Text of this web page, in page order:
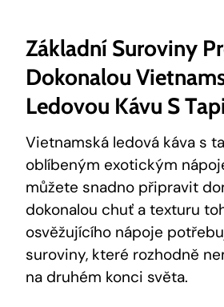
Základní Suroviny
Dokonalou
Ledovou Kávu S
Vietnamská ledová káva s
oblíbeným exotickým
můžete snadno připravit
dokonalou chuť a texturu
osvěžujícího nápoje
suroviny, které rozhodně
na druhém konci světa.